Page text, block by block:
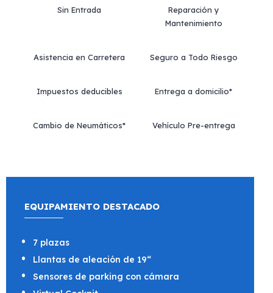
Sin Entrada
Reparación y
Mantenimiento
Asistencia en Carretera Seguro a Todo Riesgo
Impuestos deducibles Entrega a domicilio*
Cambio de Neumáticos* Vehículo Pre-entrega
EQUIPAMIENTO DESTACADO
7 plazas
Llantas de aleación de 19“
Sensores de parking con cámara